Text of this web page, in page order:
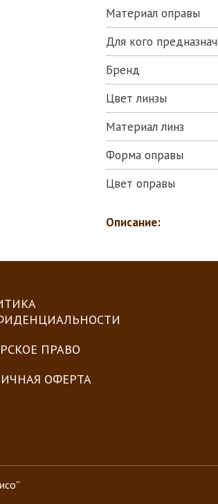
Материал оправы
Для кого
Бренд
Цвет линзы
Материал линз
Форма оправы
Цвет оправы
Описание:
ПРАВО
ОФЕРТА